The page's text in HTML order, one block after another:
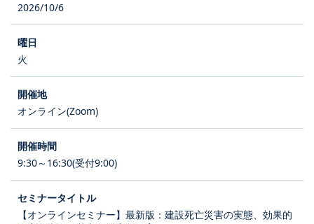
2026/10/6
火
オンライン(Zoom)
9:30～16:30(受付9:00)
【オンラインセミナー】最新版：建設死亡災害の実態、効果的